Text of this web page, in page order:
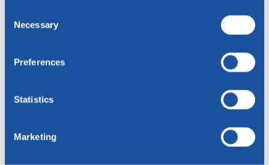
Selection
Necessary
Preferences
Statistics
Marketing